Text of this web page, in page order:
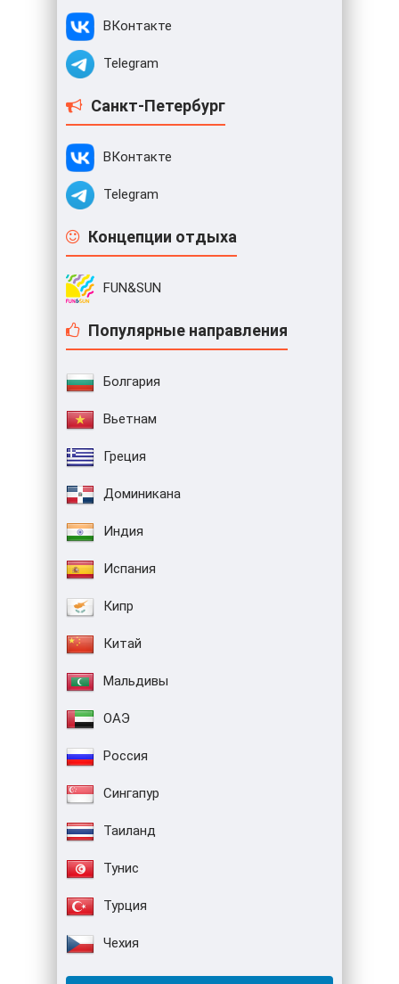
ВКонтакте
Telegram
Санкт-Петербург
ВКонтакте
Telegram
Концепции отдыха
FUN&SUN
Популярные направления
Болгария
Вьетнам
Греция
Доминикана
Индия
Испания
Кипр
Китай
Мальдивы
ОАЭ
Россия
Сингапур
Таиланд
Тунис
Турция
Чехия